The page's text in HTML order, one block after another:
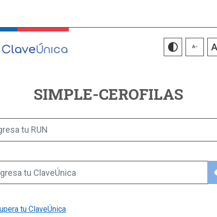
SIMPLE-CEROFILAS
tu RUN
tu ClaveÚnica
tu ClaveÚnica